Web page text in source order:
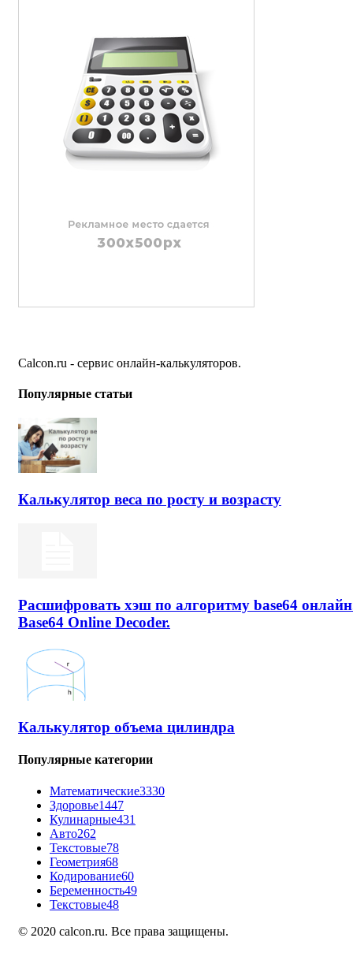
Calcon.ru - сервис онлайн-калькуляторов.
Популярные статьи
Калькулятор веса по росту и возрасту
Расшифровать хэш по алгоритму base64
Base64 Online Decoder.
Калькулятор объема цилиндра
Популярные категории
Математические3330
Здоровье1447
Кулинарные431
Авто262
Текстовые78
Геометрия68
Кодирование60
Беременность49
Текстовые48
© 2020 calcon.ru. Все права защищены.